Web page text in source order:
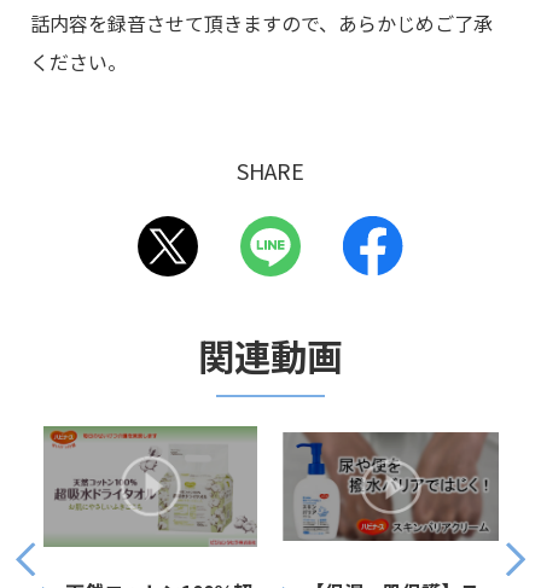
話内容を録音させて頂きますので、あらかじめご了承
ください。
SHARE
関連動画